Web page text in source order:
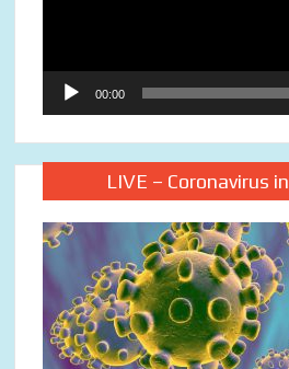
00:00
LIVE – Coronavirus